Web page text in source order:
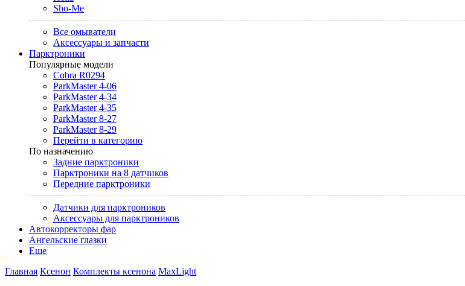
Sho-Me
Все омыватели
Аксессуары и запчасти
Парктроники
Популярные модели
Cobra R0294
ParkMaster 4-06
ParkMaster 4-34
ParkMaster 4-35
ParkMaster 8-27
ParkMaster 8-29
Перейти в категорию
По назначению
Задние парктроники
Парктроники на 8 датчиков
Передние парктроники
Датчики для парктроников
Аксессуары для парктроников
Автокорректоры фар
Ангельские глазки
Еще
Главная Ксенон Комплекты ксенона MaxLight